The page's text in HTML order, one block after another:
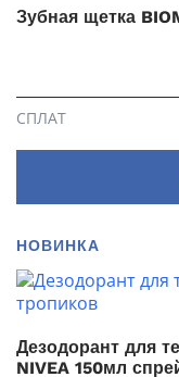
Зубная щетка
СПЛАТ
НОВИНКА
Дезодорант для
NIVEA 150мл